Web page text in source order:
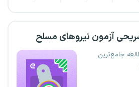
آزمون نیروهای مسلح
جامع‌ترین